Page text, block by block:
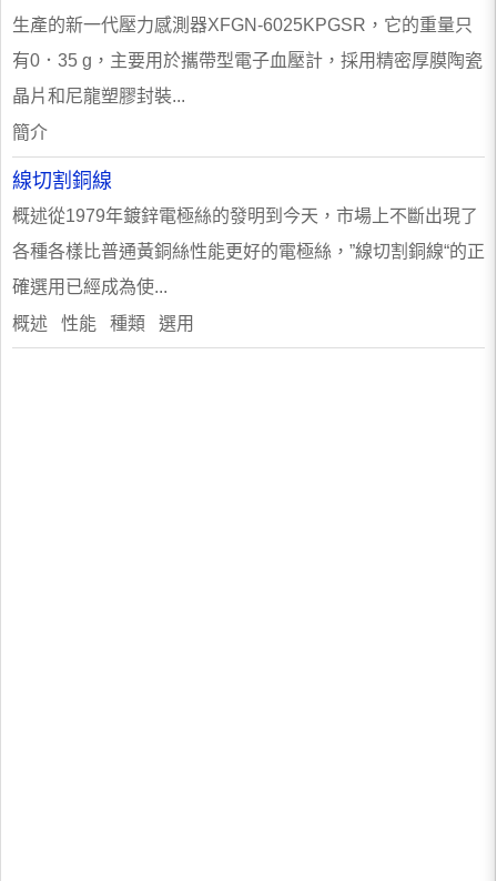
生產的新一代壓力感測器XFGN-6025KPGSR，它的重量只
有0．35 g，主要用於攜帶型電子血壓計，採用精密厚膜陶瓷
晶片和尼龍塑膠封裝...
簡介
線切割銅線
概述從1979年鍍鋅電極絲的發明到今天，市場上不斷出現了
各種各樣比普通黃銅絲性能更好的電極絲，”線切割銅線“的正
確選用已經成為使...
概述 性能 種類 選用